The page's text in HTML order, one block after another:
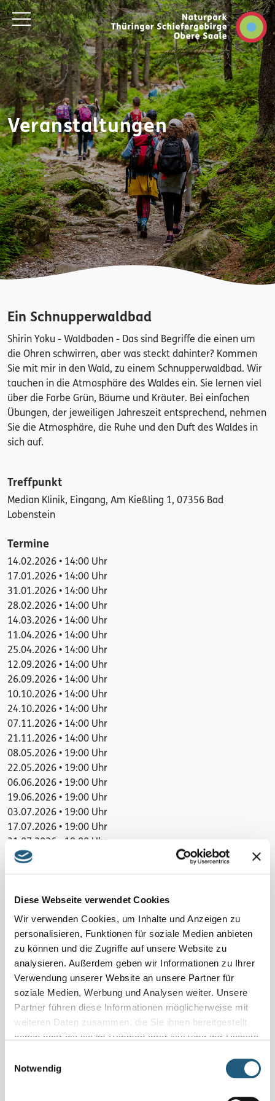
Diese Webseite verwendet Cookies
Wir verwenden Cookies, um Inhalte und Anzeigen zu
personalisieren, Funktionen für soziale Medien anbieten
zu können und die Zugriffe auf unsere Website zu
analysieren. Außerdem geben wir Informationen zu Ihrer
Verwendung unserer Website an unsere Partner für
soziale Medien, Werbung und Analysen weiter. Unsere
Partner führen diese Informationen möglicherweise mit
weiteren Daten zusammen, die Sie ihnen bereitgestellt
haben oder die sie im Rahmen Ihrer Nutzung der Dienste
Notwendig
Veranstaltungen
Ein Schnupperwaldbad
Shirin Yoku - Waldbaden - Das sind Begriffe die einen um
die Ohren schwirren, aber was steckt dahinter? Kommen
Sie mit mir in den Wald, zu einem Schnupperwaldbad. Wir
tauchen in die Atmosphäre des Waldes ein. Sie lernen viel
über die Farbe Grün, Bäume und Kräuter. Bei einfachen
Übungen, der jeweiligen Jahreszeit entsprechend, nehmen
Sie die Atmosphäre, die Ruhe und den Duft des Waldes in
sich auf.
Treffpunkt
Median Klinik, Eingang, Am Kießling 1, 07356 Bad
Lobenstein
Termine
14.02.2026 • 14:00 Uhr
17.01.2026 • 14:00 Uhr
31.01.2026 • 14:00 Uhr
28.02.2026 • 14:00 Uhr
14.03.2026 • 14:00 Uhr
11.04.2026 • 14:00 Uhr
25.04.2026 • 14:00 Uhr
12.09.2026 • 14:00 Uhr
26.09.2026 • 14:00 Uhr
10.10.2026 • 14:00 Uhr
24.10.2026 • 14:00 Uhr
07.11.2026 • 14:00 Uhr
21.11.2026 • 14:00 Uhr
08.05.2026 • 19:00 Uhr
22.05.2026 • 19:00 Uhr
06.06.2026 • 19:00 Uhr
19.06.2026 • 19:00 Uhr
03.07.2026 • 19:00 Uhr
17.07.2026 • 19:00 Uhr
31.07.2026 • 19:00 Uhr
Veranstaltung verpasst?
und vereinbaren Sie Ihr Naturerlebnis für sich und Ihre
Familie, Freundinnen und Freunde oder Ihr Kollegium
direkt mit den Veranstaltenden.
Details
1,5 h | 2 km | Skg: leicht | Sitzunterlage mitbringen | 10 € |
weitere Termine online
Region